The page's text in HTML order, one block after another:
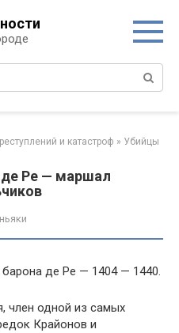
и катастроф » Убийцы
Ре — маршал
де Ре — 1404 — 1440.
член одной из самых
Крайонов и